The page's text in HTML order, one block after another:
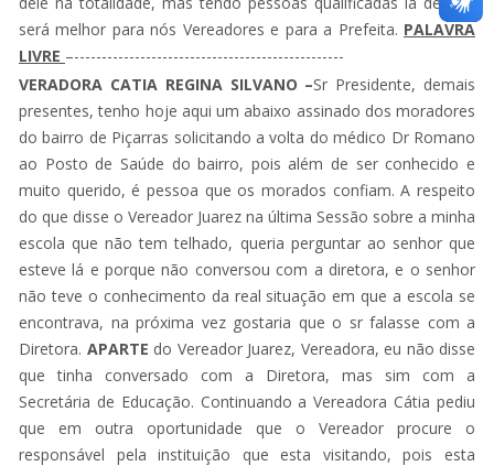
será melhor para nós Vereadores e para a Prefeita. PALAVRA
LIVRE –-------------------------------------------------
VERADORA CATIA REGINA SILVANO –Sr Presidente, demais
presentes, tenho hoje aqui um abaixo assinado dos moradores
do bairro de Piçarras solicitando a volta do médico Dr Romano
ao Posto de Saúde do bairro, pois além de ser conhecido e
muito querido, é pessoa que os morados confiam. A respeito
do que disse o Vereador Juarez na última Sessão sobre a minha
escola que não tem telhado, queria perguntar ao senhor que
esteve lá e porque não conversou com a diretora, e o senhor
não teve o conhecimento da real situação em que a escola se
encontrava, na próxima vez gostaria que o sr falasse com a
Diretora. APARTE do Vereador Juarez, Vereadora, eu não disse
que tinha conversado com a Diretora, mas sim com a
Secretária de Educação. Continuando a Vereadora Cátia pediu
que em outra oportunidade que o Vereador procure o
responsável pela instituição que esta visitando, pois esta